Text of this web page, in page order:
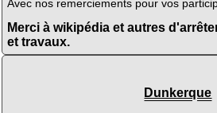
Avec nos remerciements pour vos
Merci à wikipédia et autres
et travaux.
Dunkerque